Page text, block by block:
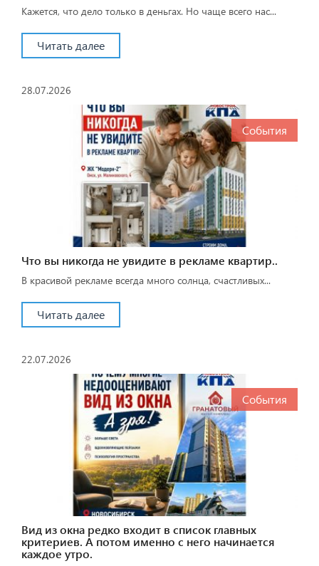
Кажется, что дело только в деньгах. Но чаще всего нас...
Читать далее
28.07.2026
События
Что вы никогда не увидите в рекламе квартир..
В красивой рекламе всегда много солнца, счастливых...
Читать далее
22.07.2026
События
Вид из окна редко входит в список главных
критериев. А потом именно с него начинается
каждое утро.